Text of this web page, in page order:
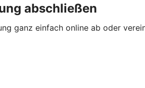
abschließen
ganz einfach online ab oder